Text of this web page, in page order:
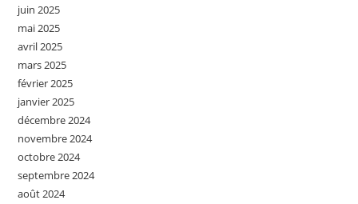
juin 2025
mai 2025
avril 2025
mars 2025
février 2025
janvier 2025
décembre 2024
novembre 2024
octobre 2024
septembre 2024
août 2024